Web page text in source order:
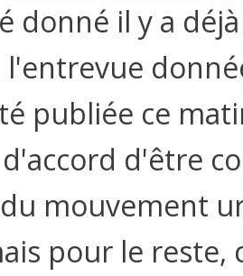
donné il y a
publiée ce
d'accord d'être
mouvement
pour le reste,